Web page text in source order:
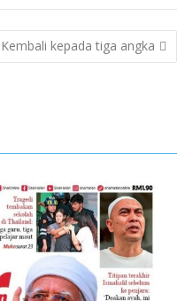
Kembali kepada tiga angka